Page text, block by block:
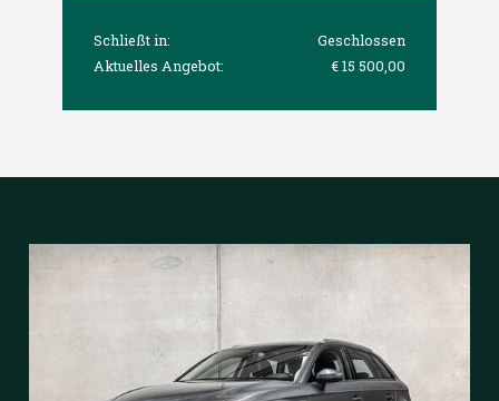
Schließt in:
Geschlossen
Aktuelles Angebot:
€ 15 500,00